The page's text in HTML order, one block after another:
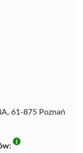
61-875 Poznań